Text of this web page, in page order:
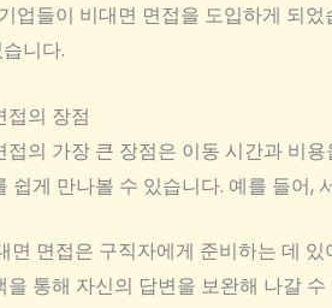
업들이 비대면 면접을 도입하게 되
니다.
접의 장점
접의 가장 큰 장점은 이동 시간과 비
쉽게 만나볼 수 있습니다. 예를 들어,
면 면접은 구직자에게 준비하는 데
을 통해 자신의 답변을 보완해 나갈